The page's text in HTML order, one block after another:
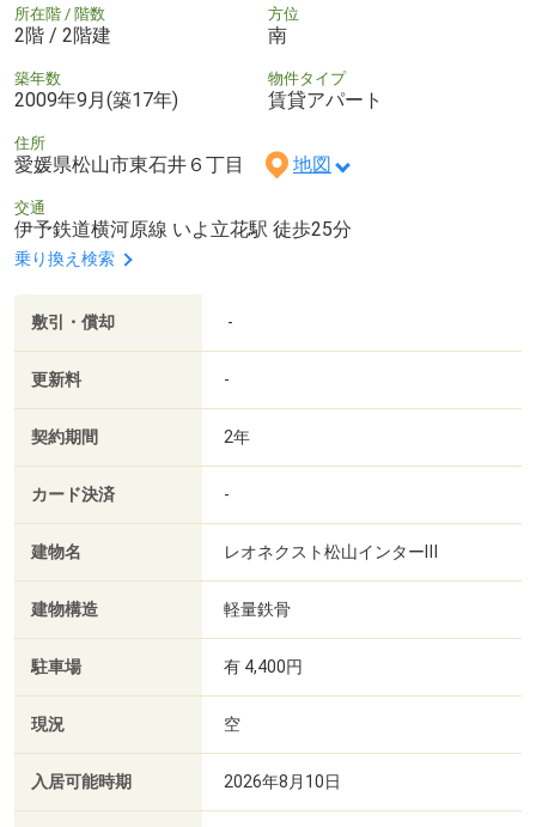
所在階 / 階数
2階 / 2階建
方位
南
築年数
2009年9月(築17年)
物件タイプ
賃貸アパート
住所
愛媛県松山市東石井６丁目 地図
交通
伊予鉄道横河原線 いよ立花駅 徒歩25分
乗り換え検索
敷引・償却 -
更新料 -
契約期間 2年
カード決済 -
建物名 レオネクスト松山インターⅢ
建物構造 軽量鉄骨
駐車場 有 4,400円
現況 空
入居可能時期 2026年8月10日